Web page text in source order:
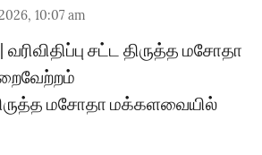
10:07 am
வரிவிதிப்பு சட்ட திருத்த மசோதா
திருத்த மசோதா மக்களவையில்